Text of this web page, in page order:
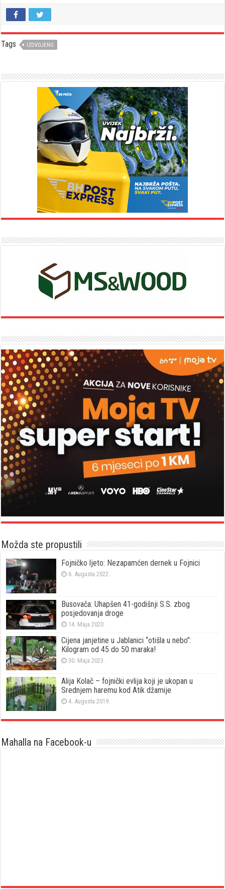
Tags IZDVOJENO
Možda ste propustili
Fojničko ljeto: Nezapamćen dernek u Fojnici
6. Augusta 2022.
Busovača: Uhapšen 41-godišnji S.S. zbog
posjedovanja droge
14. Maja 2020.
Cijena janjetine u Jablanici “otišla u nebo”:
Kilogram od 45 do 50 maraka!
30. Maja 2023.
Alija Kolač – fojnički evlija koji je ukopan u
Srednjem haremu kod Atik džamije
4. Augusta 2019.
Mahalla na Facebook-u